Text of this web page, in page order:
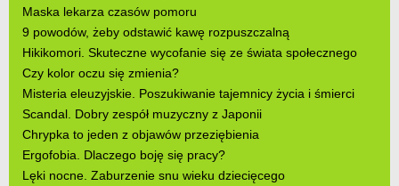
Maska lekarza czasów pomoru
9 powodów, żeby odstawić kawę rozpuszczalną
Hikikomori. Skuteczne wycofanie się ze świata społecznego
Czy kolor oczu się zmienia?
Misteria eleuzyjskie. Poszukiwanie tajemnicy życia i śmierci
Scandal. Dobry zespół muzyczny z Japonii
Chrypka to jeden z objawów przeziębienia
Ergofobia. Dlaczego boję się pracy?
Lęki nocne. Zaburzenie snu wieku dziecięcego